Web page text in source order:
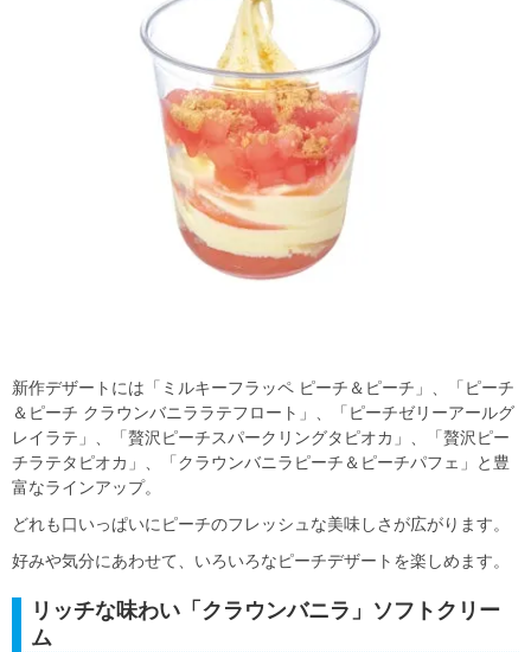
新作デザートには「ミルキーフラッペ ピーチ＆ピーチ」、「ピーチ
＆ピーチ クラウンバニララテフロート」、「ピーチゼリーアールグ
レイラテ」、「贅沢ピーチスパークリングタピオカ」、「贅沢ピー
チラテタピオカ」、「クラウンバニラピーチ＆ピーチパフェ」と豊
富なラインアップ。
どれも口いっぱいにピーチのフレッシュな美味しさが広がります。
好みや気分にあわせて、いろいろなピーチデザートを楽しめます。
リッチな味わい「クラウンバニラ」ソフトクリー
ム